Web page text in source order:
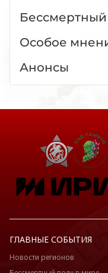
Особое
Анонсы
ГЛАВНЫЕ СОБЫТИЯ
Новости регионов